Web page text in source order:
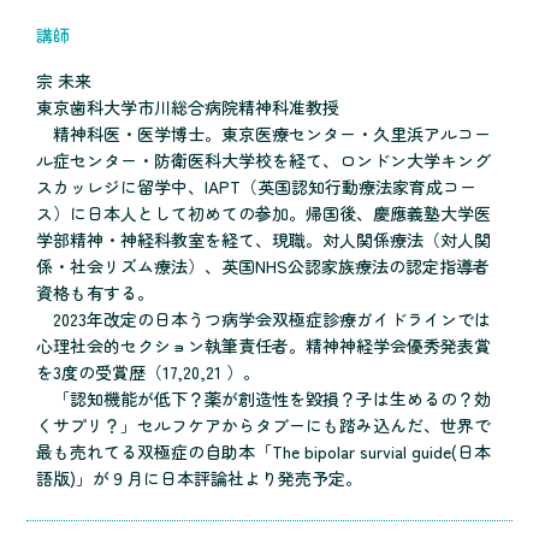
講師
宗 未来
東京歯科大学市川総合病院精神科准教授
精神科医・医学博士。東京医療センター・久里浜アルコー
ル症センター・防衛医科大学校を経て、ロンドン大学キング
スカッレジに留学中、IAPT（英国認知行動療法家育成コー
ス）に日本人として初めての参加。帰国後、慶應義塾大学医
学部精神・神経科教室を経て、現職。対人関係療法（対人関
係・社会リズム療法）、英国NHS公認家族療法の認定指導者
資格も有する。
2023年改定の日本うつ病学会双極症診療ガイドラインでは
心理社会的セクション執筆責任者。精神神経学会優秀発表賞
を3度の受賞歴（17,20,21 ）。
「認知機能が低下？薬が創造性を毀損？子は生めるの？効
くサプリ？」セルフケアからタブーにも踏み込んだ、世界で
最も売れてる双極症の自助本「The bipolar survial guide(日本
語版)」が９月に日本評論社より発売予定。